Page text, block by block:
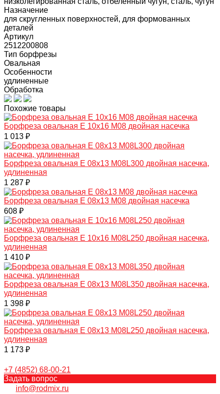
Назначение
для скругленных поверхностей, для формованных
деталей
Артикул
2512200808
Тип борфрезы
Овальная
Особенности
удлиненные
Обработка
Похожие товары
Борфреза овальная E 10х16 M08 двойная насечка
1 013 ₽
Борфреза овальная E 08х13 M08L300 двойная насечка,
удлиненная
1 287 ₽
Борфреза овальная E 08х13 M08 двойная насечка
608 ₽
Борфреза овальная E 10х16 M08L250 двойная насечка,
удлиненная
1 410 ₽
Борфреза овальная E 08х13 M08L350 двойная насечка,
удлиненная
1 398 ₽
Борфреза овальная E 08х13 M08L250 двойная насечка,
удлиненная
1 173 ₽
+7 (4852) 68-00-21
Задать вопрос
info@rodmix.ru